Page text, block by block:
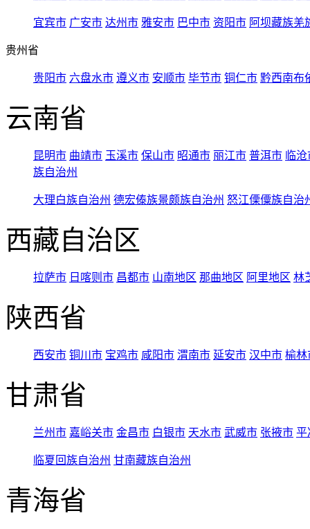
宜宾市 广安市 达州市 雅安市 巴中市 资阳市 阿坝藏族羌
贵州省
贵阳市 六盘水市 遵义市 安顺市 毕节市 铜仁市 黔西南布
云南省
昆明市 曲靖市 玉溪市 保山市 昭通市 丽江市 普洱市 临
族自治州
大理白族自治州 德宏傣族景颇族自治州 怒江傈僳族自治
西藏自治区
拉萨市 日喀则市 昌都市 山南地区 那曲地区 阿里地区 林
陕西省
西安市 铜川市 宝鸡市 咸阳市 渭南市 延安市 汉中市 榆林
甘肃省
兰州市 嘉峪关市 金昌市 白银市 天水市 武威市 张掖市 平
临夏回族自治州 甘南藏族自治州
青海省